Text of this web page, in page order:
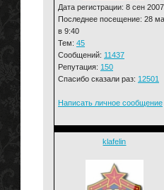
Дата регистрации: 8 сен 2007
Последнее посещение: 28
в 9:40
Тем: 45
Сообщений: 11437
Репутация: 150
Спасибо сказали раз: 12501
Написать личное сообщение
klafelin